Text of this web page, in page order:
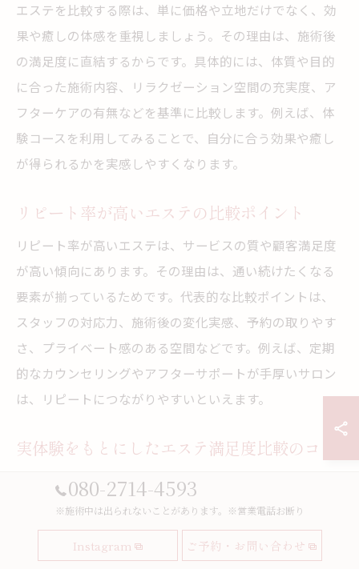
エステを比較する際は、単に価格や立地だけでなく、効
果や癒しの体感を重視しましょう。その理由は、施術後
の満足度に直結するからです。具体的には、体質や目的
に合った施術内容、リラクゼーション空間の充実度、ア
フターケアの有無などを基準に比較します。例えば、体
験コースを利用してみることで、自分に合う効果や癒し
が得られるかを実感しやすくなります。
リピート率が高いエステの比較ポイント
リピート率が高いエステは、サービスの質や顧客満足度
が高い傾向にあります。その理由は、通い続けたくなる
要素が揃っているためです。代表的な比較ポイントは、
スタッフの対応力、施術後の変化実感、予約の取りやす
さ、プライベート感のある空間などです。例えば、定期
的なカウンセリングやアフターサポートが手厚いサロン
は、リピートにつながりやすいといえます。
実体験をもとにしたエステ満足度比較のコツ
エステの満足度を比較するには、実体験を通じた評価が
欠かせません。なぜなら、公式情報や広告だけでは分か
らない細かな違いを体感できるからです。具体的には、
体験コースを複数利用し、施術内容やスタッフの対応、
080-2714-4593
※施術中は出られないことがあります。※営業電話お断り
Instagram ご予約・お問い合わせ